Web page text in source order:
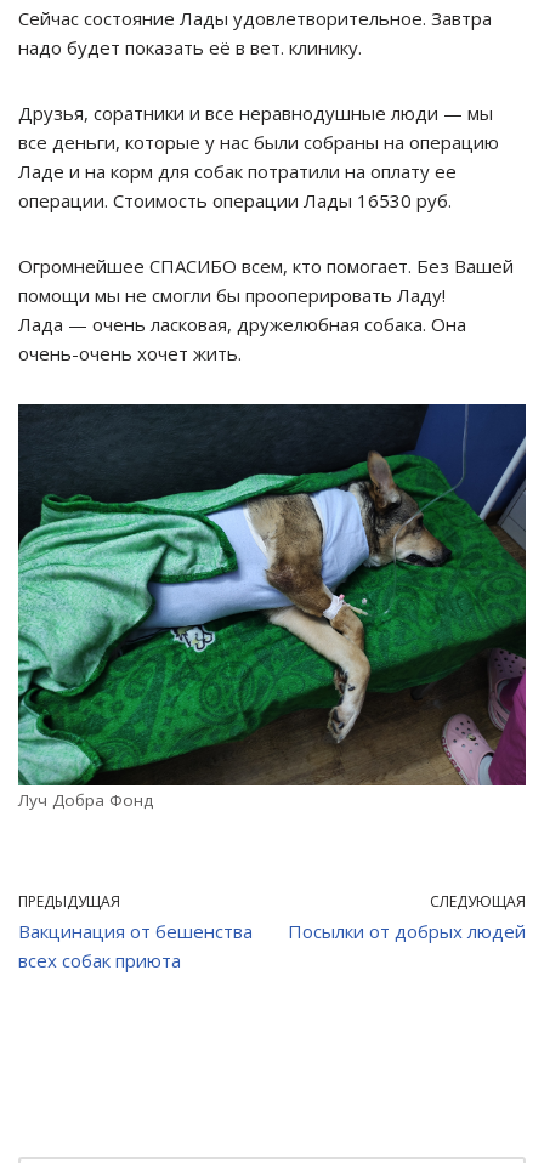
Сейчас состояние Лады удовлетворительное. Завтра
надо будет показать её в вет. клинику.
Друзья, соратники и все неравнодушные люди — мы
все деньги, которые у нас были собраны на операцию
Ладе и на корм для собак потратили на оплату ее
операции. Стоимость операции Лады 16530 руб.
Огромнейшее СПАСИБО всем, кто помогает. Без Вашей
помощи мы не смогли бы прооперировать Ладу!
Лада — очень ласковая, дружелюбная собака. Она
очень-очень хочет жить.
Луч Добра Фонд
ПРЕДЫДУЩАЯ
Вакцинация от бешенства
всех собак приюта
СЛЕДУЮЩАЯ
Посылки от добрых людей